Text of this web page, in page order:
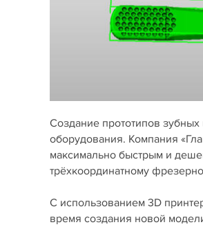
Создание прототипов
оборудования. Компания
максимально быстрым и
трёхкоординатному
С использованием 3D
время создания новой